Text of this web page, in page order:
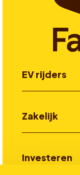
EV rijders
Zakelijk
Investeren